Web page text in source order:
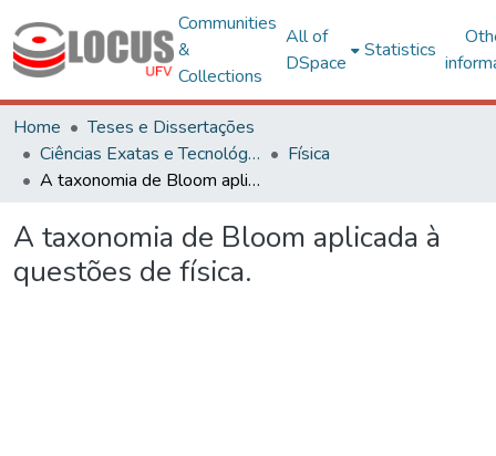
Communities
&
Collections
All of
DSpace
Statistics
Home
Teses e Dissertações
Ciências Exatas e Tecnológicas
Física
A taxonomia de Bloom aplicada à questões de física.
A taxonomia de Bloom aplicada à
questões de física.